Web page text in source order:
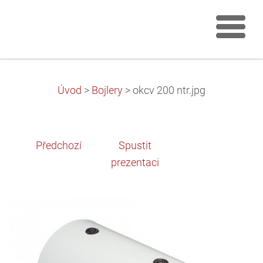
Úvod > Bojlery > okcv 200 ntr.jpg
Předchozí
Spustit
prezentaci